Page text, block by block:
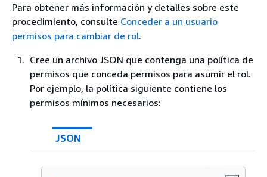
Para obtener más información y detalles sobre este
procedimiento, consulte Conceder a un usuario
permisos para cambiar de rol.
Cree un archivo JSON que contenga una política de
permisos que conceda permisos para asumir el rol.
Por ejemplo, la política siguiente contiene los
permisos mínimos necesarios:
JSON